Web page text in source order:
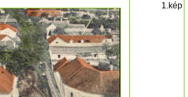
1.kép